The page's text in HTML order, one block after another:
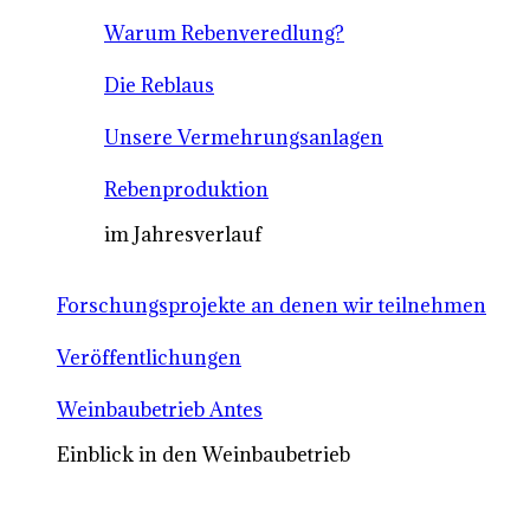
Warum Rebenveredlung?
Die Reblaus
Unsere Vermehrungsanlagen
Rebenproduktion
im Jahresverlauf
Forschungsprojekte an denen wir teilnehmen
Veröffentlichungen
Weinbaubetrieb Antes
Einblick in den Weinbaubetrieb